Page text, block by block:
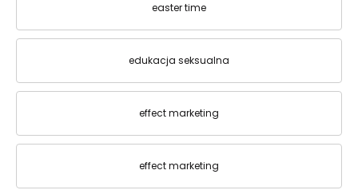
easter time
edukacja seksualna
effect marketing
effect marketing